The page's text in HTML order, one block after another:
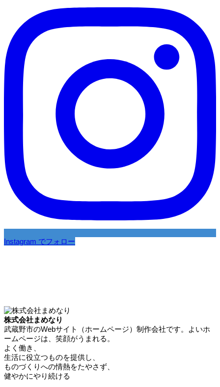
Instagram でフォロー
株式会社まめなり
武蔵野市のWebサイト（ホームページ）制作会社です。よいホ
ームページは、笑顔がうまれる。
よく働き、
生活に役立つものを提供し、
ものづくりへの情熱をたやさず、
健やかにやり続ける